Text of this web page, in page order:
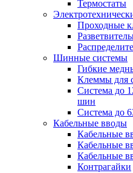
Термостаты
Проходные
Шинные системы
Гибкие
Клеммы для
Система до
шин
Система до
Кабельные вводы
Кабельные
Кабельные
Кабельные
Контрагайки